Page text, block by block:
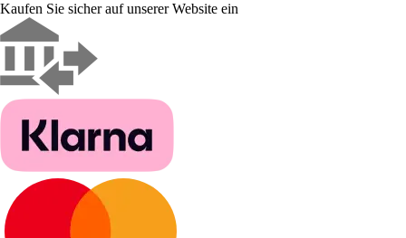
Kaufen Sie sicher auf unserer Website ein